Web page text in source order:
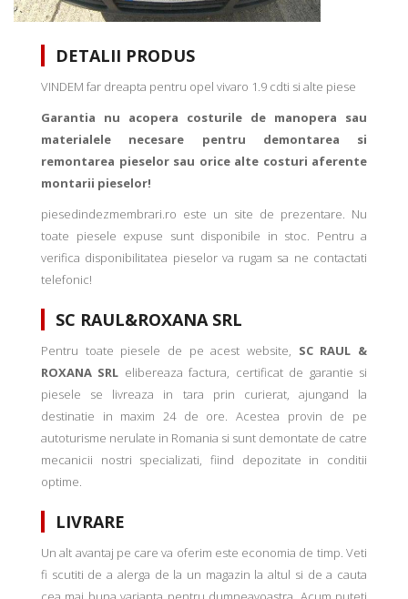
DETALII PRODUS
VINDEM far dreapta pentru opel vivaro 1.9 cdti si alte piese
Garantia nu acopera costurile de manopera sau
materialele necesare pentru demontarea si
remontarea pieselor sau orice alte costuri aferente
montarii pieselor!
piesedindezmembrari.ro este un site de prezentare. Nu
toate piesele expuse sunt disponibile in stoc. Pentru a
verifica disponibilitatea pieselor va rugam sa ne contactati
telefonic!
SC RAUL&ROXANA SRL
Pentru toate piesele de pe acest website, SC RAUL &
ROXANA SRL elibereaza factura, certificat de garantie si
piesele se livreaza in tara prin curierat, ajungand la
destinatie in maxim 24 de ore. Acestea provin de pe
autoturisme nerulate in Romania si sunt demontate de catre
mecanicii nostri specializati, fiind depozitate in conditii
optime.
LIVRARE
Un alt avantaj pe care va oferim este economia de timp. Veti
fi scutiti de a alerga de la un magazin la altul si de a cauta